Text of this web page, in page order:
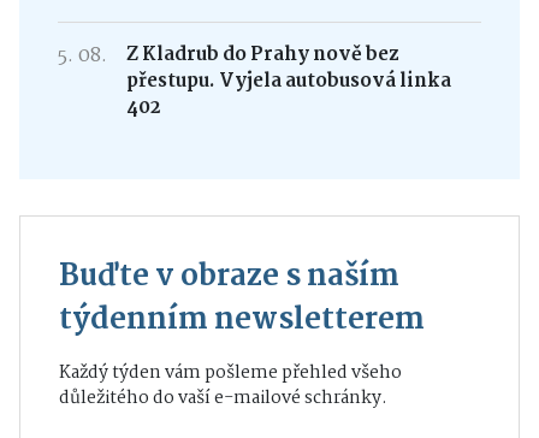
5. 08.
Z Kladrub do Prahy nově bez
přestupu. Vyjela autobusová linka
402
Buďte v obraze s naším
týdenním newsletterem
Každý týden vám pošleme přehled všeho
důležitého do vaší e-mailové schránky.